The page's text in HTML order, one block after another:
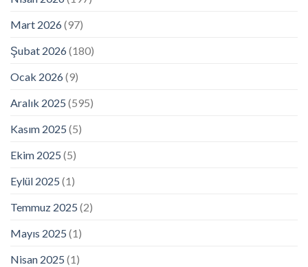
Mart 2026(97)
Şubat 2026(180)
Ocak 2026(9)
Aralık 2025 (595)
Kasım 2025 (5)
Ekim 2025 (5)
Eylül 2025 (1)
Temmuz 2025 (2)
Mayıs 2025 (1)
Nisan 2025 (1)